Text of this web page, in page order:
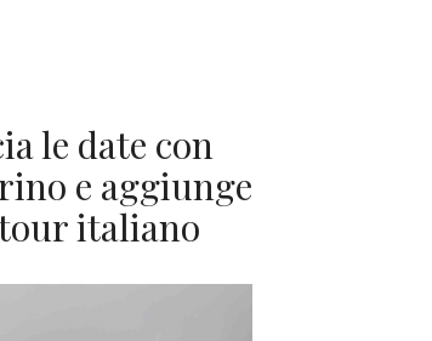
le date con
e aggiunge
italiano